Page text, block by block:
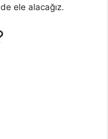
ele alacağız.